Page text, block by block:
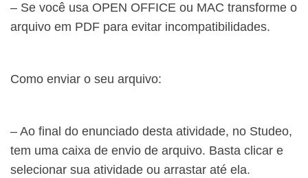
– Se você usa OPEN OFFICE ou MAC transforme o
arquivo em PDF para evitar incompatibilidades.
Como enviar o seu arquivo:
– Ao final do enunciado desta atividade, no Studeo,
tem uma caixa de envio de arquivo. Basta clicar e
selecionar sua atividade ou arrastar até ela.